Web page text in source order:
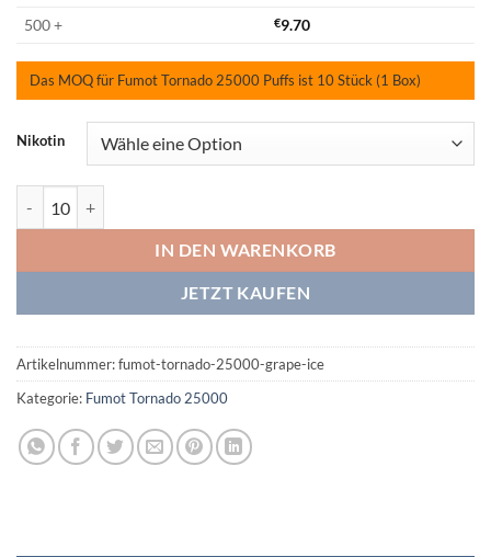
500 +
€9.70
Das MOQ für Fumot Tornado 25000 Puffs ist 10 Stück (1 Box)
Nikotin
IN DEN WARENKORB
JETZT KAUFEN
Artikelnummer:fumot-tornado-25000-grape-ice
Kategorie: Fumot Tornado 25000